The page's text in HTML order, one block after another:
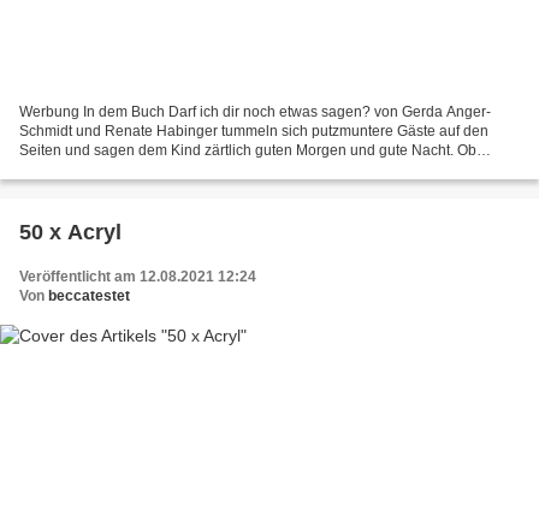
Werbung In dem Buch Darf ich dir noch etwas sagen? von Gerda Anger-
Schmidt und Renate Habinger tummeln sich putzmuntere Gäste auf den
Seiten und sagen dem Kind zärtlich guten Morgen und gute Nacht. Ob
50 x Acryl
Veröffentlicht am 12.08.2021 12:24
Von beccatestet